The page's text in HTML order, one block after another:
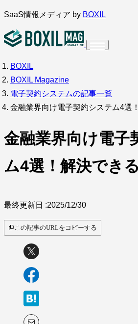
内
を
キ
ッ
プ
SaaS情報メディア by BOXIL
インタビュー
サービス比較 キーワードから探
SaaS情報メディア by
BOXIL
BOXIL Magazine
電子契約システムの記事一覧
金融業界向け電子契約システム4選
金融業界向け電子
ム4選！解決でき
最終更新日 :2025/12/30
この記事のURLをコピーする